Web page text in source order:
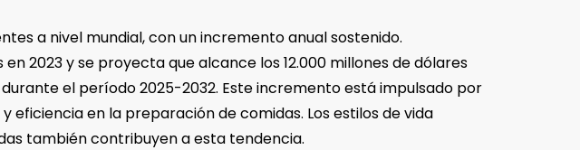
a nivel mundial, con un incremento anual sostenido.
2023 y se proyecta que alcance los 12.000 millones de dólares
el período 2025-2032. Este incremento está impulsado por
en la preparación de comidas. Los estilos de vida
también contribuyen a esta tendencia.